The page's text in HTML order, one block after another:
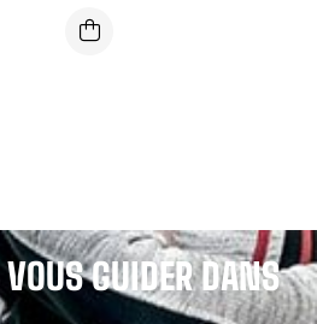
GUIDER DANS